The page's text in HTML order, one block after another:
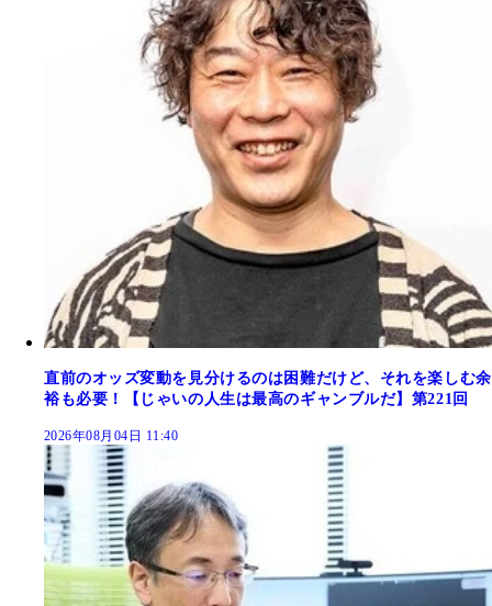
直前のオッズ変動を見分けるのは困難だけど、それを楽しむ余
裕も必要！【じゃいの人生は最高のギャンブルだ】第221回
2026年08月04日 11:40